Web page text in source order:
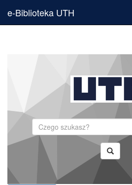
e-Biblioteka UTH